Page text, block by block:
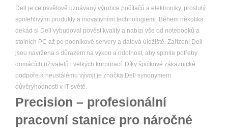
Dell je celosvětově uznávaný výrobce počítačů a elektroniky, proslulý
spolehlivými produkty a inovativními technologiemi. Během několika
dekád si Dell vybudoval pověst kvality a nabízí vše od notebooků a
stolních PC až po podnikové servery a datová úložiště. Zařízení Dell
jsou navržena s důrazem na výkon a odolnost, aby splnila potřeby
domácích uživatelů i velkých korporací. Díky špičkové zákaznické
podpoře a neustálému vývoji je značka Dell synonymem
důvěryhodnosti v IT světě.
Precision – profesionální
pracovní stanice pro náročné